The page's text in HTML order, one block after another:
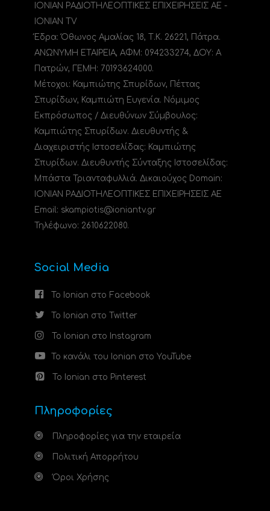
ΙΟΝΙΑΝ ΡΑΔΙΟΤΗΛΕΟΠΤΙΚΕΣ ΕΠΙΧΕΙΡΗΣΕΙΣ ΑΕ -
IONIAN TV
Έδρα: Όθωνος Αμαλίας 18, Τ.Κ. 26221, Πάτρα.
ΑΝΩΝΥΜΗ ΕΤΑΙΡΕΙΑ, ΑΦΜ: 094233274, ΔΟΥ: A
Πατρών, ΓΕΜΗ: 70193624000.
Μέτοχοι: Καμπιώτης Σπυρίδων, Πέττας
Σπυρίδων, Καμπιώτη Ευγενία. Νόμιμος
Εκπρόσωπος / Διευθύνων Σύμβουλος:
Καμπιώτης Σπυρίδων. Διευθυντής &
Διαχειριστής Ιστοσελίδας: Καμπιώτης
Σπυρίδων. Διευθυντής Σύνταξης Ιστοσελίδας:
Μπάστα Τριανταφυλλιά. Δικαιούχος Domain:
ΙΟΝΙΑΝ ΡΑΔΙΟΤΗΛΕΟΠΤΙΚΕΣ ΕΠΙΧΕΙΡΗΣΕΙΣ ΑΕ
Email: skampiotis@ioniantv.gr
Τηλέφωνο: 2610622080.
Social Media
Το Ionian στο Facebook
Το Ionian στο Twitter
Το Ionian στο Instagram
Το κανάλι του Ionian στο YouTube
Το Ionian στο Pinterest
Πληροφορίες
Πληροφορίες για την εταιρεία
Πολιτική Απορρήτου
Όροι Χρήσης